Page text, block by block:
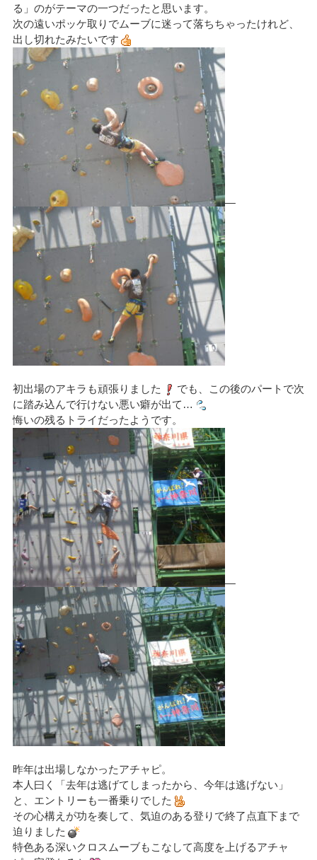
る」のがテーマの一つだったと思います。
次の遠いポッケ取りでムーブに迷って落ちちゃったけれど、
出し切れたみたいです
初出場のアキラも頑張りました
でも、この後のパートで次
に踏み込んで行けない悪い癖が出て…
悔いの残るトライだったようです。
昨年は出場しなかったアチャピ。
本人曰く「去年は逃げてしまったから、今年は逃げない」
と、エントリーも一番乗りでした
その心構えが功を奏して、気迫のある登りで終了点直下まで
迫りました
特色ある深いクロスムーブもこなして高度を上げるアチャ